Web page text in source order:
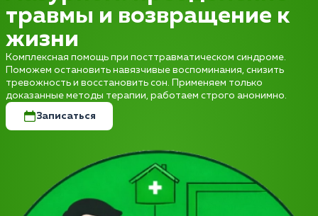
травмы и возвращение к
жизни
Комплексная помощь при посттравматическом синдроме.
Поможем остановить навязчивые воспоминания, снизить
тревожность и восстановить сон. Применяем только
доказанные методы терапии, работаем строго анонимно.
Записаться